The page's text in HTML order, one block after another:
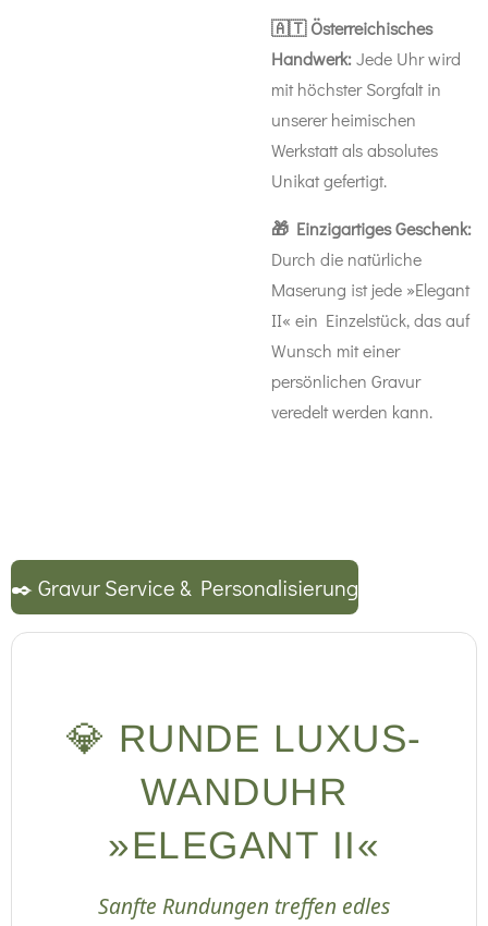
🇦🇹 Österreichisches
Handwerk:Jede Uhr wird
mit höchster Sorgfalt in
unserer heimischen
Werkstatt als absolutes
Unikat gefertigt.
🎁 Einzigartiges Geschenk:
Durch die natürliche
Maserung ist jede »Elegant
II« ein Einzelstück, das auf
Wunsch mit einer
persönlichen Gravur
veredelt werden kann.
✒️ Gravur Service & Personalisierung
💎 RUNDE LUXUS-
WANDUHR
»ELEGANT II«
Sanfte Rundungen treffen edles